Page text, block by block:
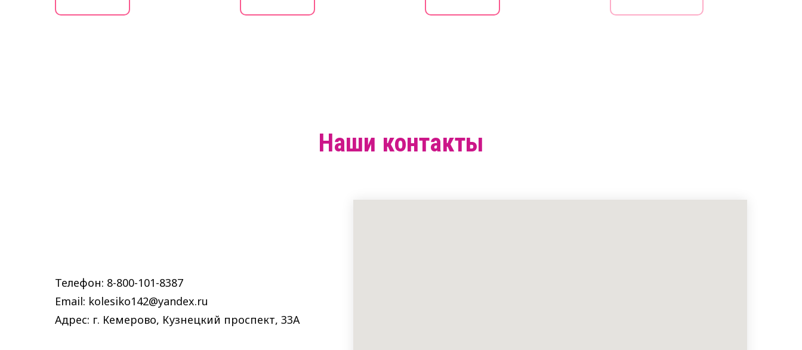
Наши контакты
Телефон: 8-800-101-8387
Email: kolesiko142@yandex.ru
Адрес: г. Кемерово, Кузнецкий проспект, 33A